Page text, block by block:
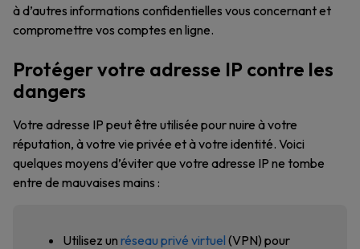
à d’autres informations confidentielles vous concernant et
compromettre vos comptes en ligne.
Protéger votre adresse IP contre les
dangers
Votre adresse IP peut être utilisée pour nuire à votre
réputation, à votre vie privée et à votre identité. Voici
quelques moyens d’éviter que votre adresse IP ne tombe
entre de mauvaises mains :
Utilisez un réseau privé virtuel (VPN) pour